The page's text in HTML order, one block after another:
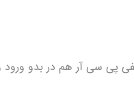
پی سی آر هم در بدو ورود